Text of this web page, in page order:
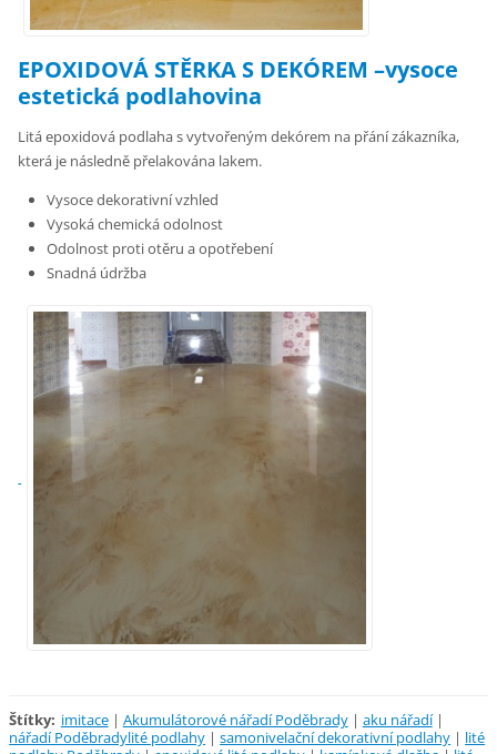
EPOXIDOVÁ STĚRKA S DEKÓREM –vysoce
estetická podlahovina
Litá epoxidová podlaha s vytvořeným dekórem na přání zákazníka,
která je následně přelakována lakem.
Vysoce dekorativní vzhled
Vysoká chemická odolnost
Odolnost proti otěru a opotřebení
Snadná údržba
Štítky: imitace | Akumulátorové nářadí Poděbrady | aku nářadí |
nářadí Poděbradylité podlahy | samonivelační dekorativní podlahy | lité